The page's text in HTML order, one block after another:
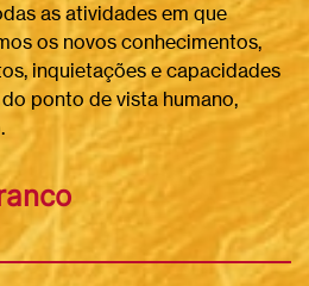
as atividades em que
os novos conhecimentos,
inquietações e capacidades
ponto de vista humano,